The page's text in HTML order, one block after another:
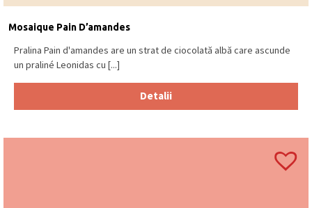
Mosaique Pain D’amandes
Pralina Pain d'amandes are un strat de ciocolată albă care ascunde
un praliné Leonidas cu [...]
Detalii